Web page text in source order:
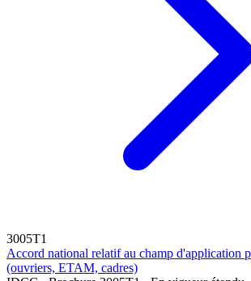
3005T1
Accord national relatif au champ d'application
(ouvriers, ETAM, cadres)